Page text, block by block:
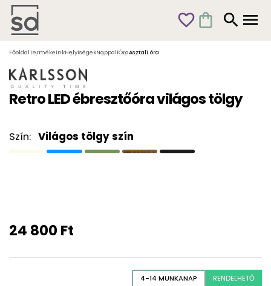
favorite_outline shopping_bag search menu
FőoldalTermékeinkHelyiségekNappaliÓraAsztali óra
Retro LED ébresztőóra világos tölgy
24 800 Ft
Szín: Világos tölgy szín
4-14 MUNKANAP RENDELHETŐ